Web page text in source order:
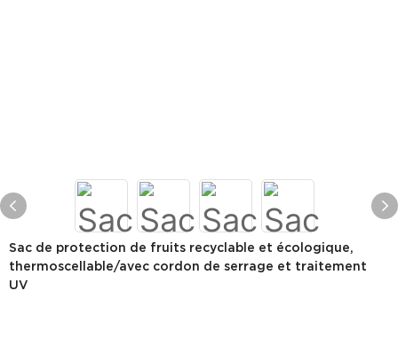
Sac de protection de fruits recyclable et écologique,
thermoscellable/avec cordon de serrage et traitement
UV